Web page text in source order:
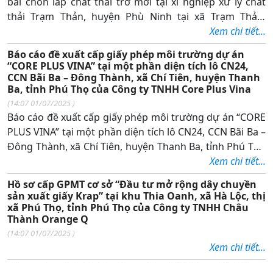
thải Trạm Thản, huyện Phù Ninh tại xã Trạm Thản,
huyện Phù Ninh, tỉnh Phú Thọ của Công ty Cổ phần xử
lý chất thải Phú Thọ
Xem chi tiết...
Báo cáo đề xuất cấp giấy phép môi trường dự án
“CORE PLUS VINA” tại một phần diện tích lô CN24,
CCN Bãi Ba – Đông Thành, xã Chí Tiên, huyện Thanh
Ba, tỉnh Phú Thọ của Công ty TNHH Core Plus Vina
(14:07 01/07/2025 )
Báo cáo đề xuất cấp giấy phép môi trường dự án “CORE
PLUS VINA” tại một phần diện tích lô CN24, CCN Bãi Ba –
Đông Thành, xã Chí Tiên, huyện Thanh Ba, tỉnh Phú Thọ
Xem chi tiết...
Hồ sơ cấp GPMT cơ sở “Đầu tư mở rộng dây chuyền
sản xuất giấy Krap” tại khu Thia Oanh, xã Hà Lộc, thị
xã Phú Thọ, tỉnh Phú Thọ của Công ty TNHH Châu
Thành Orange Q
(14:07 01/07/2025 )
Xem chi tiết...